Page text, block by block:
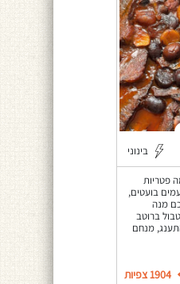
בינוני
אדמה פטריות
בועטים,
מנה
ברוטב
מנחם
1904 צפיות